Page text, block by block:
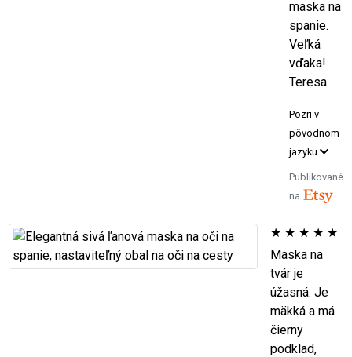
maska na
spanie.
Veľká
vďaka!
Teresa
Pozri v
pôvodnom
jazyku
Publikované
na
★ ★ ★ ★ ★
Maska na
tvár je
úžasná. Je
mäkká a má
čierny
podklad,